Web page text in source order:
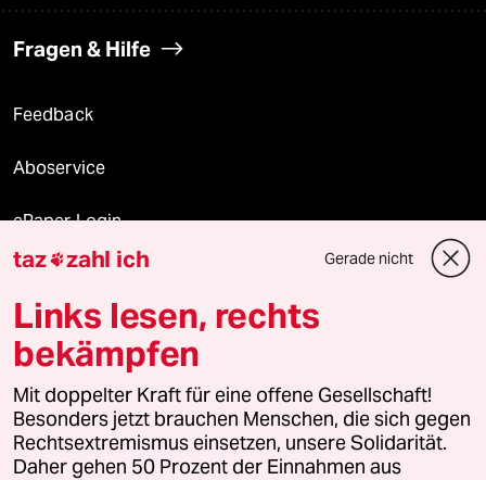
Fragen & Hilfe
Feedback
Aboservice
ePaper Login
Downloads für Abonnierende
© 2026 taz Verlags und Vertriebs GmbH
Alle Rechte vorbehalten. Bei rechtlichen Fragen oder für Genehmigungen
wenden Sie sich bitte an lizenzen@taz.de
taz zahl ich Gerade nicht
Links lesen, rechts
bekämpfen
Mit doppelter Kraft für eine offene Gesellschaft!
Besonders jetzt brauchen Menschen, die sich gegen
Rechtsextremismus einsetzen, unsere Solidarität.
Daher gehen 50 Prozent der Einnahmen aus